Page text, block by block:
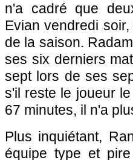
n'a cadré que
Evian vendredi
de la saison.
ses six derniers
sept lors de ses
s'il reste le joueur
67 minutes, il n'a
Plus inquiétant,
équipe type et